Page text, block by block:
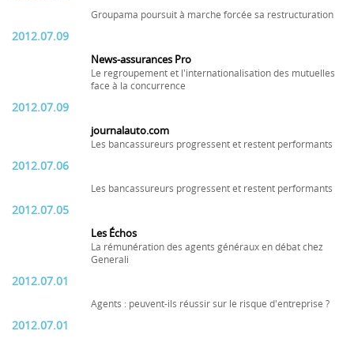
Groupama poursuit à marche forcée sa restructuration
2012.07.09
News-assurances Pro
Le regroupement et l'internationalisation des mutuelles
face à la concurrence
2012.07.09
journalauto.com
Les bancassureurs progressent et restent performants
2012.07.06
Les bancassureurs progressent et restent performants
2012.07.05
Les Échos
La rémunération des agents généraux en débat chez
Generali
2012.07.01
Agents : peuvent-ils réussir sur le risque d'entreprise ?
2012.07.01